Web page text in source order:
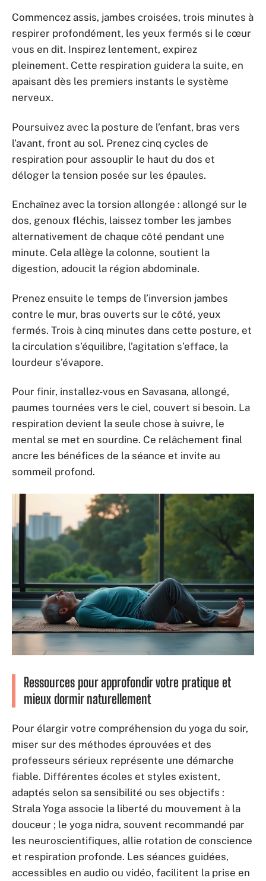
Commencez assis, jambes croisées, trois minutes à
respirer profondément, les yeux fermés si le cœur
vous en dit. Inspirez lentement, expirez
pleinement. Cette respiration guidera la suite, en
apaisant dès les premiers instants le système
nerveux.
Poursuivez avec la posture de l’enfant, bras vers
l’avant, front au sol. Prenez cinq cycles de
respiration pour assouplir le haut du dos et
déloger la tension posée sur les épaules.
Enchaînez avec la torsion allongée : allongé sur le
dos, genoux fléchis, laissez tomber les jambes
alternativement de chaque côté pendant une
minute. Cela allège la colonne, soutient la
digestion, adoucit la région abdominale.
Prenez ensuite le temps de l’inversion jambes
contre le mur, bras ouverts sur le côté, yeux
fermés. Trois à cinq minutes dans cette posture, et
la circulation s’équilibre, l’agitation s’efface, la
lourdeur s’évapore.
Pour finir, installez-vous en Savasana, allongé,
paumes tournées vers le ciel, couvert si besoin. La
respiration devient la seule chose à suivre, le
mental se met en sourdine. Ce relâchement final
ancre les bénéfices de la séance et invite au
sommeil profond.
Ressources pour approfondir votre pratique et
mieux dormir naturellement
Pour élargir votre compréhension du yoga du soir,
miser sur des méthodes éprouvées et des
professeurs sérieux représente une démarche
fiable. Différentes écoles et styles existent,
adaptés selon sa sensibilité ou ses objectifs :
Strala Yoga associe la liberté du mouvement à la
douceur ; le yoga nidra, souvent recommandé par
les neuroscientifiques, allie rotation de conscience
et respiration profonde. Les séances guidées,
accessibles en audio ou vidéo, facilitent la prise en